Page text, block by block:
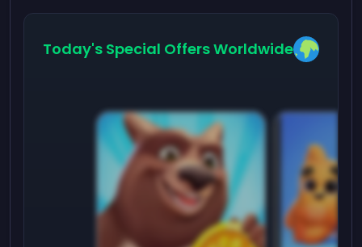
Today's Special Offers Worldwide